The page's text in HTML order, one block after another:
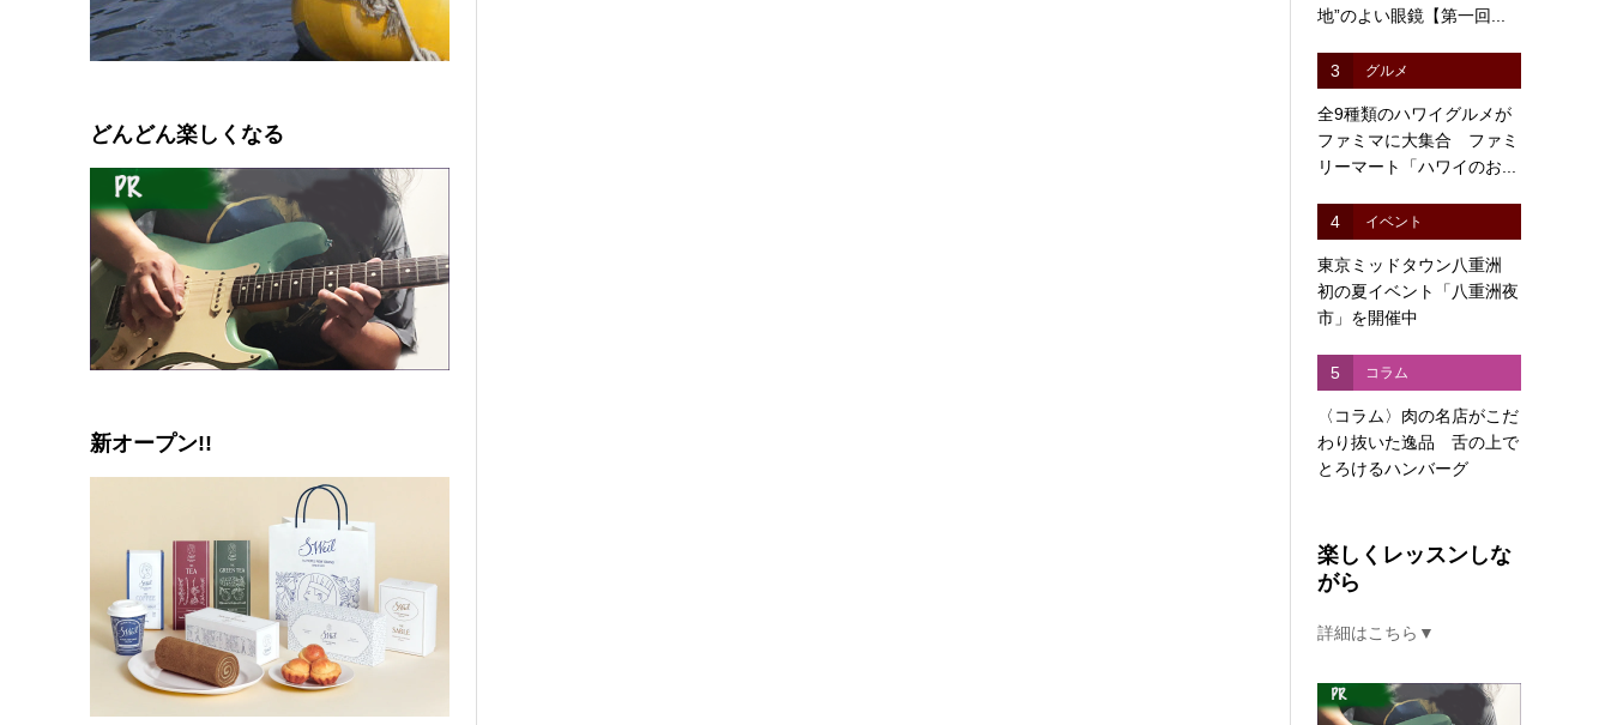
地”のよい眼鏡【第一回...
3 グルメ
全9種類のハワイグルメが
ファミマに大集合 ファミ
リーマート「ハワイのお...
4 イベント
東京ミッドタウン八重洲
初の夏イベント「八重洲夜
市」を開催中
5 コラム
〈コラム〉肉の名店がこだ
わり抜いた逸品 舌の上で
とろけるハンバーグ
楽しくレッスンしな
がら
詳細はこちら▼
どんどん楽しくなる
新オープン!!